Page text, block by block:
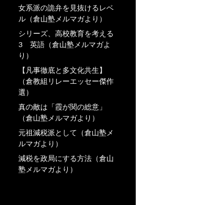
女系派の詭弁を見抜けるレベ
ル（倉山塾メルマガより）
シリーズ、高校教育を考える
3 英語（倉山塾メルマガよ
り）
【凡事徹底と多文化共生】
（倉教組リレーエッセー傑作
選）
真の敵は「霞が関の総意」
（倉山塾メルマガより）
元祖減税派として（倉山塾メ
ルマガより）
減税を政局にする方法（倉山
塾メルマガより）